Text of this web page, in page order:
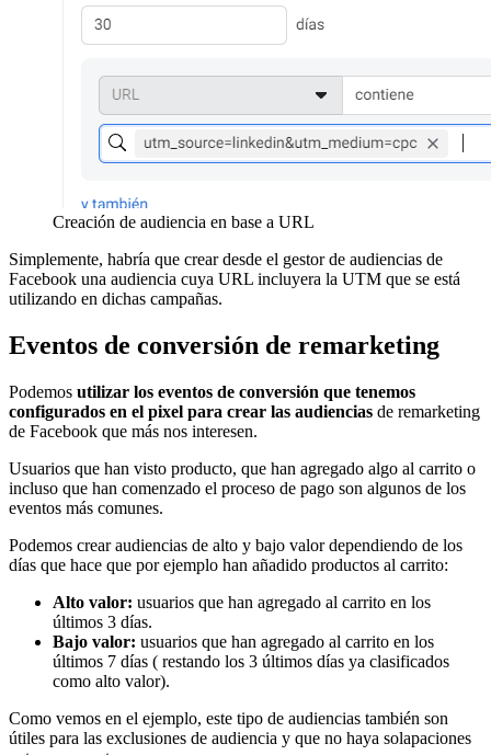
Creación de audiencia en base a URL
Simplemente, habría que crear desde el gestor de audiencias de
Facebook una audiencia cuya URL incluyera la UTM que se está
utilizando en dichas campañas.
Eventos de conversión de remarketing
Podemos utilizar los eventos de conversión que tenemos
configurados en el pixel para crear las audiencias de remarketing
de Facebook que más nos interesen.
Usuarios que han visto producto, que han agregado algo al carrito o
incluso que han comenzado el proceso de pago son algunos de los
eventos más comunes.
Podemos crear audiencias de alto y bajo valor dependiendo de los
días que hace que por ejemplo han añadido productos al carrito:
Alto valor: usuarios que han agregado al carrito en los
últimos 3 días.
Bajo valor: usuarios que han agregado al carrito en los
últimos 7 días ( restando los 3 últimos días ya clasificados
como alto valor).
Como vemos en el ejemplo, este tipo de audiencias también son
útiles para las exclusiones de audiencia y que no haya solapaciones